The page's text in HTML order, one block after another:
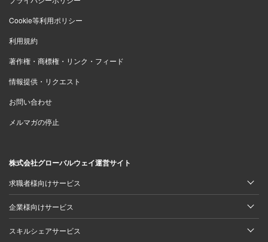
Cookie等利用ポリシー
利用規約
著作権・商標権・リンク・フィード
情報提供・リクエスト
お問い合わせ
メルマガの停止
株式会社グローバルウェイ運営サイト
求職者様向けサービス
企業様向けサービス
スキルシェアサービス